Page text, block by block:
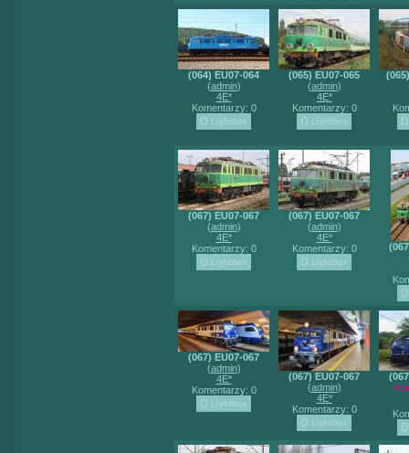
(064) EU07-064
(admin)
4E*
Komentarzy: 0
(065) EU07-065
(admin)
4E*
Komentarzy: 0
(067) EU07-067
(admin)
4E*
Komentarzy: 0
(067) EU07-067
(admin)
4E*
Komentarzy: 0
(067) EU07-067
(admin)
4E*
Komentarzy: 0
(067) EU07-067
(admin)
4E*
Komentarzy: 0